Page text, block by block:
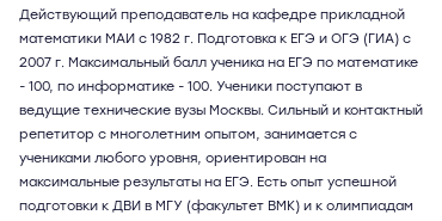
Действующий преподаватель на кафедре прикладной
математики МАИ с 1982 г. Подготовка к ЕГЭ и ОГЭ (ГИА) с
2007 г. Максимальный балл ученика на ЕГЭ по математике
- 100, по информатике - 100. Ученики поступают в
ведущие технические вузы Москвы. Сильный и контактный
репетитор с многолетним опытом, занимается с
учениками любого уровня, ориентирован на
максимальные результаты на ЕГЭ. Есть опыт успешной
подготовки к ДВИ в МГУ (факультет ВМК) и к олимпиадам